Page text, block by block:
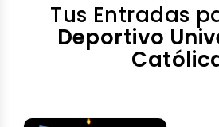
Tus Entradas
Deportivo